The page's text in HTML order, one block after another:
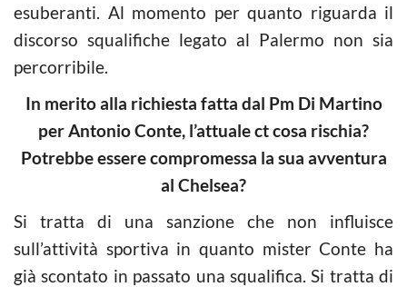
esuberanti. Al momento per quanto riguarda il
discorso squalifiche legato al Palermo non sia
percorribile.
In merito alla richiesta fatta dal Pm Di Martino
per Antonio Conte, l’attuale ct cosa rischia?
Potrebbe essere compromessa la sua avventura
al Chelsea?
Si tratta di una sanzione che non influisce
sull’attività sportiva in quanto mister Conte ha
già scontato in passato una squalifica. Si tratta di